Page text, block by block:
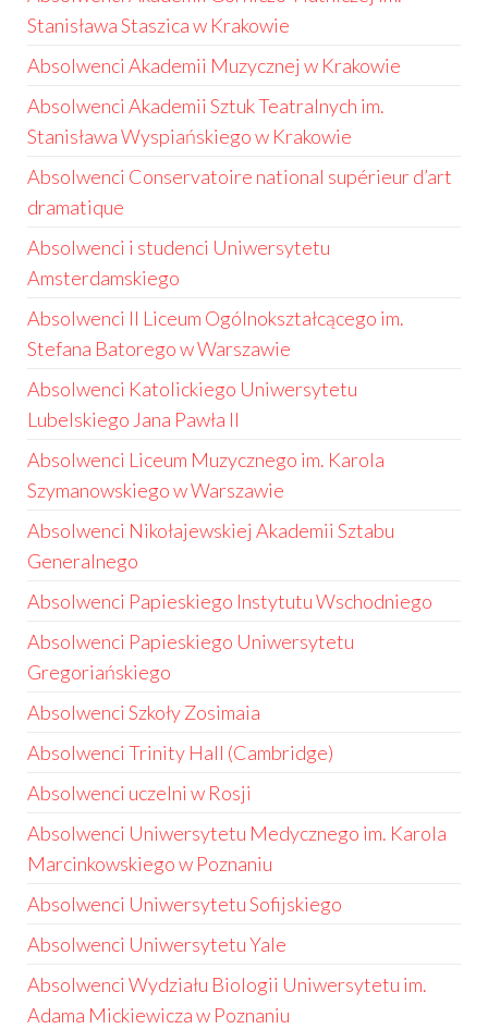
Stanisława Staszica w Krakowie
Absolwenci Akademii Muzycznej w Krakowie
Absolwenci Akademii Sztuk Teatralnych im.
Stanisława Wyspiańskiego w Krakowie
Absolwenci Conservatoire national supérieur d’art
dramatique
Absolwenci i studenci Uniwersytetu
Amsterdamskiego
Absolwenci II Liceum Ogólnokształcącego im.
Stefana Batorego w Warszawie
Absolwenci Katolickiego Uniwersytetu
Lubelskiego Jana Pawła II
Absolwenci Liceum Muzycznego im. Karola
Szymanowskiego w Warszawie
Absolwenci Nikołajewskiej Akademii Sztabu
Generalnego
Absolwenci Papieskiego Instytutu Wschodniego
Absolwenci Papieskiego Uniwersytetu
Gregoriańskiego
Absolwenci Szkoły Zosimaia
Absolwenci Trinity Hall (Cambridge)
Absolwenci uczelni w Rosji
Absolwenci Uniwersytetu Medycznego im. Karola
Marcinkowskiego w Poznaniu
Absolwenci Uniwersytetu Sofijskiego
Absolwenci Uniwersytetu Yale
Absolwenci Wydziału Biologii Uniwersytetu im.
Adama Mickiewicza w Poznaniu